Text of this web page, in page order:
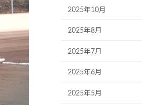
2025年10月
2025年8月
2025年7月
2025年6月
2025年5月